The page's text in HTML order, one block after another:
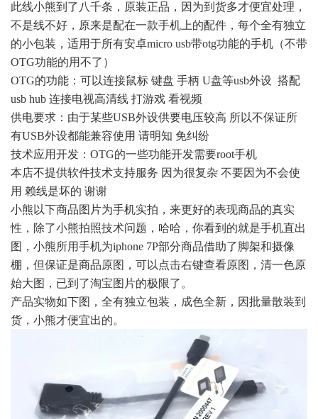
此线小熊到了八千条，原装正品，因为到货多才便宜处理，
不是线不好，原来是配在一款手机上的配件，每个全有独立
的小包装，适用于所有安卓micro usb带otg功能的手机（不带
OTG功能的用不了）
OTG的功能：可以连接鼠标 键盘 手柄 U盘等usb外设 搭配
usb hub 连接电视高清线 打游戏 看视频
供电要求：由于某些USB外设供要电压较高 所以不保证所
有USB外设都能兼容使用 请明知 免纠纷
技术应用开发：OTG的一些功能开发需要root手机
本店不提供软件技术支持服务 因为很复杂 不要因为不会使
用 赖线是坏的 谢谢
小熊以下商品图片为手机实拍，来更好的表现商品的真实
性，除了小熊拍照技术问题，哈哈，你看到的就是手机直出
图，小熊所用手机为iphone 7P部分商品借助了脚架和摄像
棚，但保证是商品原图，可以点击右键查看原图，清一色原
始大图，已到了淘宝图片的极限了。
产品实物如下图，全有独立包装，成色全新，因批量散装到
货，小熊才便宜出的。